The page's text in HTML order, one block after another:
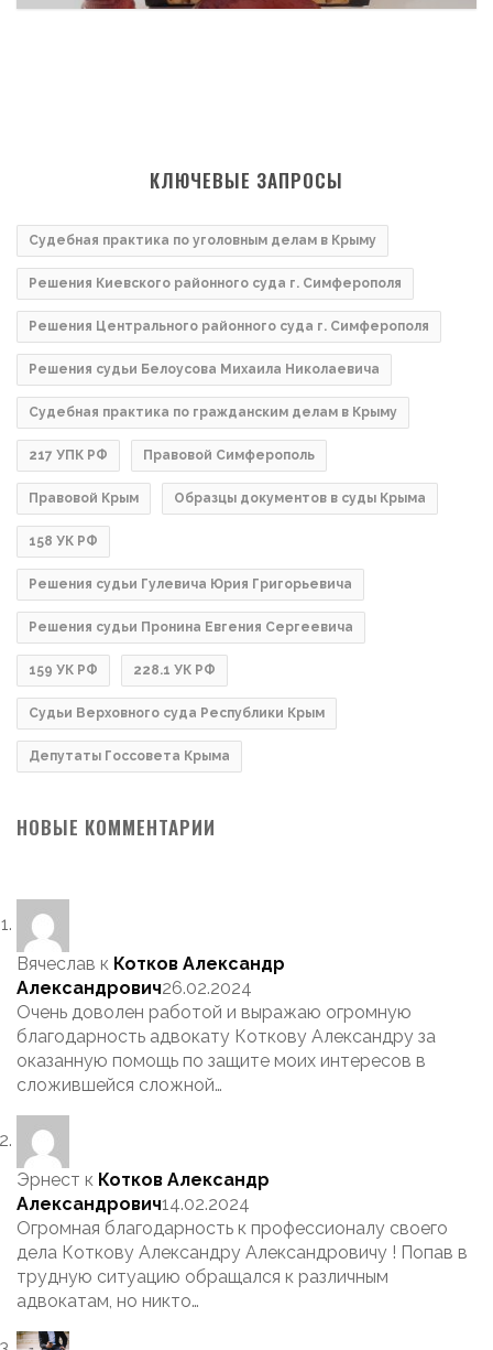
КЛЮЧЕВЫЕ ЗАПРОСЫ
Судебная практика по уголовным делам в Крыму
Решения Киевского районного суда г. Симферополя
Решения Центрального районного суда г. Симферополя
Решения судьи Белоусова Михаила Николаевича
Судебная практика по гражданским делам в Крыму
217 УПК РФ Правовой Симферополь
Правовой Крым Образцы документов в суды Крыма
158 УК РФ
Решения судьи Гулевича Юрия Григорьевича
Решения судьи Пронина Евгения Сергеевича
159 УК РФ 228.1 УК РФ
Судьи Верховного суда Республики Крым
Депутаты Госсовета Крыма
НОВЫЕ КОММЕНТАРИИ
Вячеслав к Котков Александр
Александрович26.02.2024
Очень доволен работой и выражаю огромную
благодарность адвокату Коткову Александру за
оказанную помощь по защите моих интересов в
сложившейся сложной…
Эрнест к Котков Александр
Александрович14.02.2024
Огромная благодарность к профессионалу своего
дела Коткову Александру Александровичу ! Попав в
трудную ситуацию обращался к различным
адвокатам, но никто…